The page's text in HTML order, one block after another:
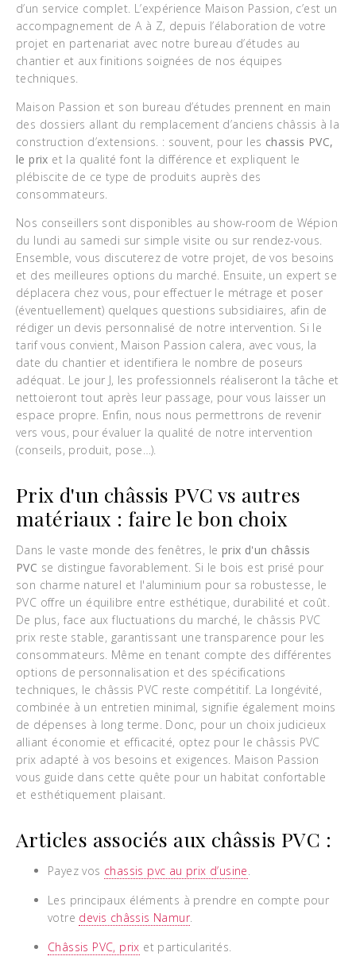
d’un service complet. L’expérience Maison Passion, c’est un
accompagnement de A à Z, depuis l’élaboration de votre
projet en partenariat avec notre bureau d’études au
chantier et aux finitions soignées de nos équipes
techniques.
Maison Passion et son bureau d’études prennent en main
des dossiers allant du remplacement d’anciens châssis à la
construction d’extensions. : souvent, pour les chassis PVC,
le prix et la qualité font la différence et expliquent le
plébiscite de ce type de produits auprès des
consommateurs.
Nos conseillers sont disponibles au show-room de Wépion
du lundi au samedi sur simple visite ou sur rendez-vous.
Ensemble, vous discuterez de votre projet, de vos besoins
et des meilleures options du marché. Ensuite, un expert se
déplacera chez vous, pour effectuer le métrage et poser
(éventuellement) quelques questions subsidiaires, afin de
rédiger un devis personnalisé de notre intervention. Si le
tarif vous convient, Maison Passion calera, avec vous, la
date du chantier et identifiera le nombre de poseurs
adéquat. Le jour J, les professionnels réaliseront la tâche et
nettoieront tout après leur passage, pour vous laisser un
espace propre. Enfin, nous nous permettrons de revenir
vers vous, pour évaluer la qualité de notre intervention
(conseils, produit, pose…).
Prix d'un châssis PVC vs autres
matériaux : faire le bon choix
Dans le vaste monde des fenêtres, le prix d'un châssis
PVC se distingue favorablement. Si le bois est prisé pour
son charme naturel et l'aluminium pour sa robustesse, le
PVC offre un équilibre entre esthétique, durabilité et coût.
De plus, face aux fluctuations du marché, le châssis PVC
prix reste stable, garantissant une transparence pour les
consommateurs. Même en tenant compte des différentes
options de personnalisation et des spécifications
techniques, le châssis PVC reste compétitif. La longévité,
combinée à un entretien minimal, signifie également moins
de dépenses à long terme. Donc, pour un choix judicieux
alliant économie et efficacité, optez pour le châssis PVC
prix adapté à vos besoins et exigences. Maison Passion
vous guide dans cette quête pour un habitat confortable
et esthétiquement plaisant.
Articles associés aux châssis PVC :
Payez vos chassis pvc au prix d’usine.
Les principaux éléments à prendre en compte pour
votre devis châssis Namur.
Châssis PVC, prix et particularités.